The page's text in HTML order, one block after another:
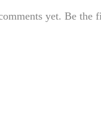
yet. Be the